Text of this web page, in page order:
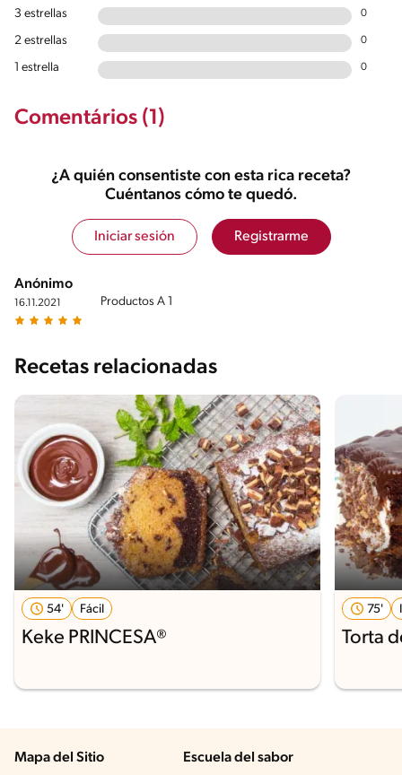
3 estrellas 0
2 estrellas 0
1 estrella 0
Comentários (1)
¿A quién consentiste con esta rica receta?
Cuéntanos cómo te quedó.
Iniciar sesión Registrarme
Anónimo
16.11.2021 Productos A 1
Recetas relacionadas
54' Fácil
Keke PRINCESA®
75'
Torta
Mapa del Sitio Escuela del sabor